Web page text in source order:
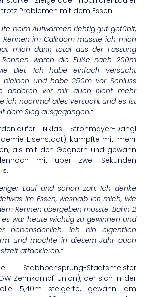
Problemen mit dem Essen.
beim Aufwärmen richtig gut gefühlt,
im Callroom musste ich mich
mich dann total aus der Fassung
waren die Füße nach 200m
Blei. Ich habe einfach versucht
bleiben und habe 250m vor Schluss
anderen vor mir auch nicht mehr
ich nochmal alles versucht und es ist
dem Sieg ausgegangen.“
Niklas Strohmayer-Dangl
Eisenstadt) kämpfte mit mehr
als mit den Gegnern und gewann
mit über zwei Sekunden
s.
Lauf und schon zäh. Ich denke
im Essen, weshalb ich mich, wie
Rennen übergeben musste. Bahn 2
es war heute wichtig zu gewinnen und
nebensächlich. Ich bin eigentlich
und möchte in diesem Jahr auch
attackieren.“
Stabhochsprung-Staatsmeister
Zehnkampf-Union), der sich in der
5,40m steigerte, gewann am